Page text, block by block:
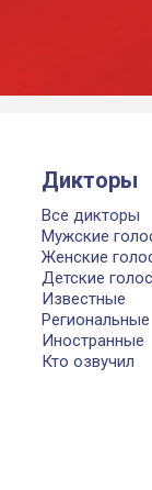
Дикторы
Все дикторы
Мужские
Женские
Детские
Известные
Региональные
Иностранные
Кто озвучил